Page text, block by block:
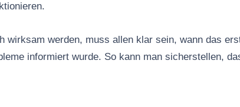
wirksam werden, muss allen klar sein, wann das
informiert wurde. So kann man sicherstellen,